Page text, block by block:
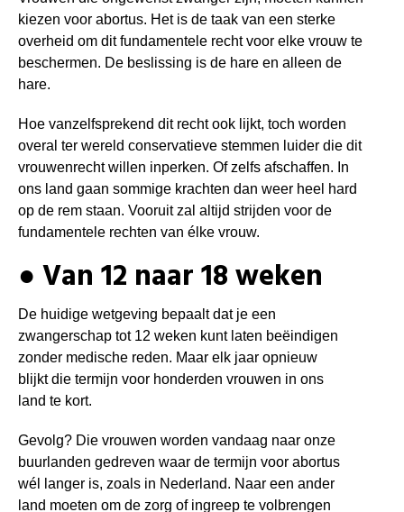
kiezen voor abortus. Het is de taak van een sterke
overheid om dit fundamentele recht voor elke vrouw te
beschermen. De beslissing is de hare en alleen de
hare.
Hoe vanzelfsprekend dit recht ook lijkt, toch worden
overal ter wereld conservatieve stemmen luider die dit
vrouwenrecht willen inperken. Of zelfs afschaffen. In
ons land gaan sommige krachten dan weer heel hard
op de rem staan. Vooruit zal altijd strijden voor de
fundamentele rechten van élke vrouw.
● Van 12 naar 18 weken
De huidige wetgeving bepaalt dat je een
zwangerschap tot 12 weken kunt laten beëindigen
zonder medische reden. Maar elk jaar opnieuw
blijkt die termijn voor honderden vrouwen in ons
land te kort.
Gevolg? Die vrouwen worden vandaag naar onze
buurlanden gedreven waar de termijn voor abortus
wél langer is, zoals in Nederland. Naar een ander
land moeten om de zorg of ingreep te volbrengen